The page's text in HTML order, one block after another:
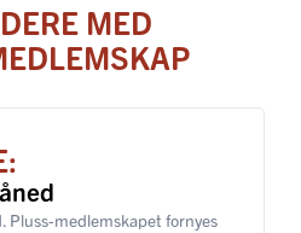
MED
Pluss-medlemskapet fornyes